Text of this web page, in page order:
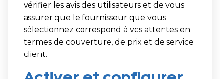
vérifier les avis des utilisateurs et de vous
assurer que le fournisseur que vous
sélectionnez correspond à vos attentes en
termes de couverture, de prix et de service
client.